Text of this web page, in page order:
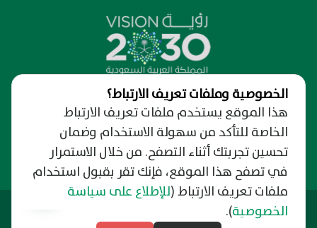
نظرة عامة
من نحن
حول البوابة الإلكترونية
الخصوصية وسرية المعلومات
شروط الإستخدام
الأخبار
النشرة البريدية
الدعم والمساندة
نسعد بتواصلك
رفع شكوى
التبليغ عن فساد
الأسئلة الشائعة
مركز الدعم الموحد
روابط مهمة
دليل وفعاليات الرياض
التوظيف
وزارة البلديات والإسكان
الخصوصية وملفات تعريف الارتباط؟
هذا الموقع يستخدم ملفات تعريف الارتباط
الخاصة للتأكد من سهولة الاستخدام وضمان
تحسين تجربتك أثناء التصفح. من خلال الاستمرار
في تصفح هذا الموقع، فإنك تقر بقبول استخدام
ملفات تعريف الارتباط(للإطلاع على سياسة
الخصوصية).